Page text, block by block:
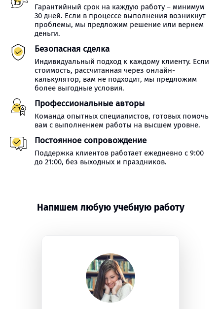
Гарантийный срок на каждую работу – минимум
30 дней. Если в процессе выполнения возникнут
проблемы, мы предложим решение или вернем
деньги.
Безопасная сделка
Индивидуальный подход к каждому клиенту. Если
стоимость, рассчитанная через онлайн-
калькулятор, вам не подходит, мы предложим
более выгодные условия.
Профессиональные авторы
Команда опытных специалистов, готовых помочь
вам с выполнением работы на высшем уровне.
Постоянное сопровождение
Поддержка клиентов работает ежедневно с 9:00
до 21:00, без выходных и праздников.
Напишем любую учебную работу